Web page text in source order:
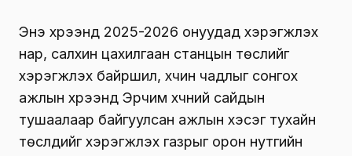
Энэ хүрээнд 2025-2026 онуудад хэрэгжүүлэх
нар, салхин цахилгаан станцын төслийг
хэрэгжүүлэх байршил, хүчин чадлыг сонгох
ажлын хүрээнд Эрчим хүчний сайдын
тушаалаар байгуулсан ажлын хэсэг тухайн
төслүүдийг хэрэгжүүлэх газрыг орон нутгийн